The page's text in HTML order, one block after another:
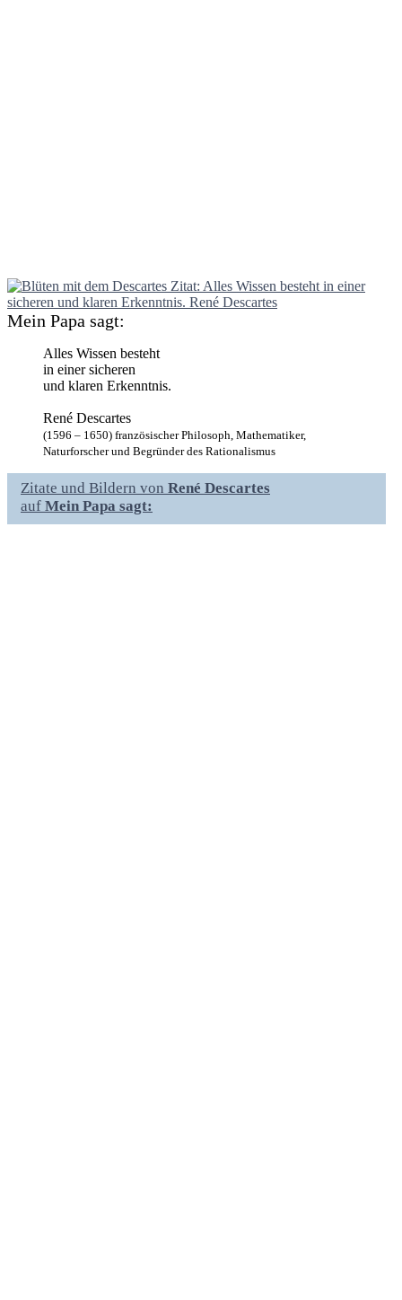
Mein Papa sagt:
Alles Wissen besteht
in einer sicheren
und klaren Erkenntnis.
René Descartes
(1596 – 1650) französischer Philosoph, Mathematiker,
Naturforscher und Begründer des Rationalismus
Zitate und Bildern von René Descartes
auf Mein Papa sagt: